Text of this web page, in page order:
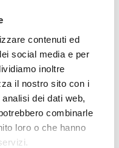
contenuti ed
social media e per
inoltre
il nostro sito con i
dei dati web,
combinarle
loro o che hanno